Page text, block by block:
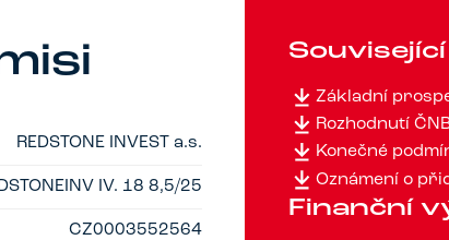
REDSTONE INVEST a.s.
IV. 18 8,5/25
CZ0003552564
Základní
Rozhodnutí
Konečné
Oznámení o
Finanční